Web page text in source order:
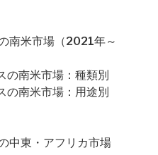
南米市場（2021年～
の南米市場：種類別
の南米市場：用途別
中東・アフリカ市場